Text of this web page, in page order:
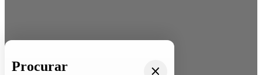
Procurar